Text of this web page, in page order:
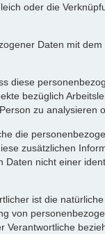
oder die
Daten mit
diese
bezüglich
zu analysieren
die
zusätzlichen
nicht einer
ist die
von